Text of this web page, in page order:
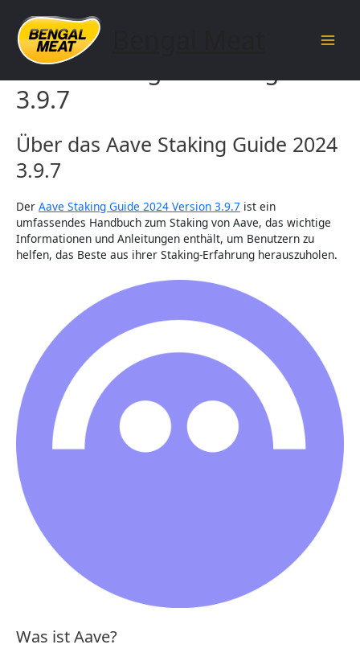
content
Aave Staking Anleitung 2024
3.9.7
Über das Aave Staking Guide 2024
3.9.7
Der Aave Staking Guide 2024 Version 3.9.7 ist ein
umfassendes Handbuch zum Staking von Aave, das wichtige
Informationen und Anleitungen enthält, um Benutzern zu
helfen, das Beste aus ihrer Staking-Erfahrung herauszuholen.
Was ist Aave?